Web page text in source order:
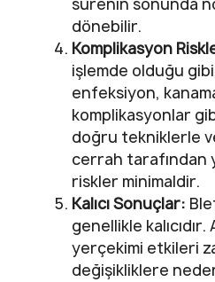
dönebilir.
Komplikasyon
işlemde olduğu
enfeksiyon,
komplikasyonlar
doğru tekniklerle
cerrah tarafından
riskler minimaldir.
Kalıcı Sonuçlar:
genellikle
yerçekimi etkileri
değişikliklere